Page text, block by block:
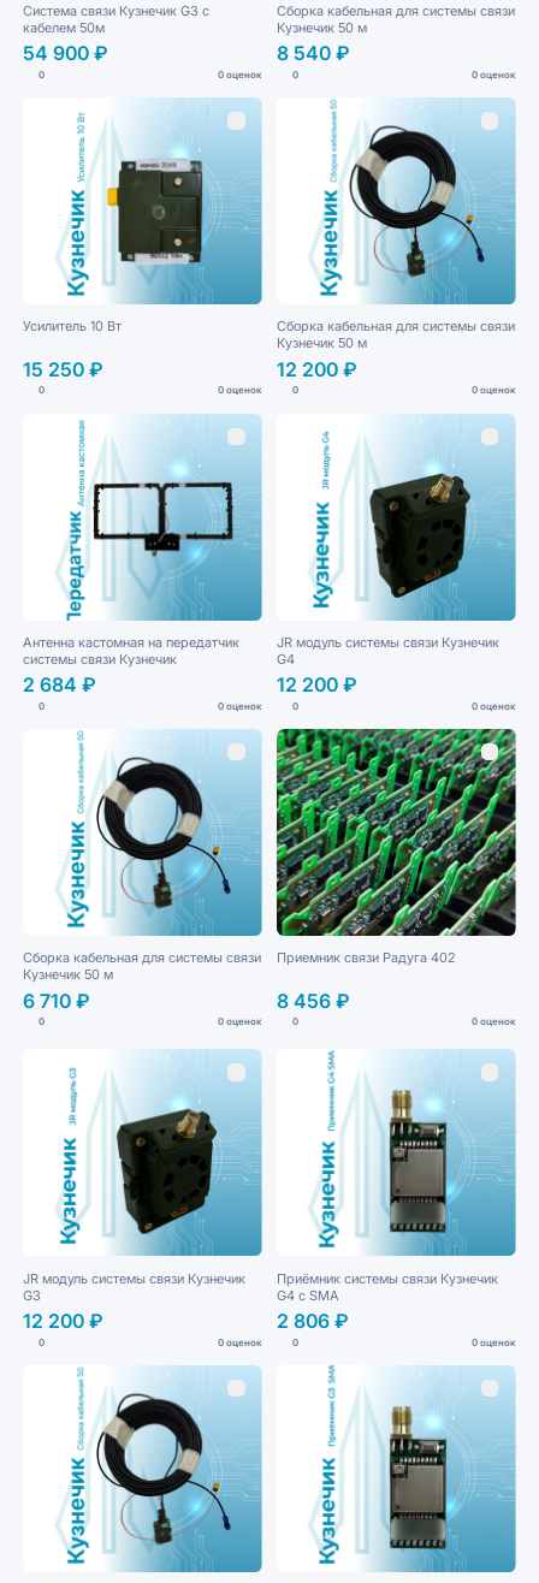
Система связи Кузнечик G3 с
кабелем 50м
54 900 ₽
0 0 оценок
Сборка кабельная для системы связи
Кузнечик 50 м
8 540 ₽
0 0 оценок
Усилитель 10 Вт
15 250 ₽
0 0 оценок
Сборка кабельная для системы связи
Кузнечик 50 м
12 200 ₽
0 0 оценок
Антенна кастомная на передатчик
системы связи Кузнечик
2 684 ₽
0 0 оценок
JR модуль системы связи Кузнечик
G4
12 200 ₽
0 0 оценок
Сборка кабельная для системы связи
Кузнечик 50 м
6 710 ₽
0 0 оценок
Приемник связи Радуга 402
8 456 ₽
0 0 оценок
JR модуль системы связи Кузнечик
G3
12 200 ₽
0 0 оценок
Приёмник системы связи Кузнечик
G4 с SMA
2 806 ₽
0 0 оценок
отгрузка по письму